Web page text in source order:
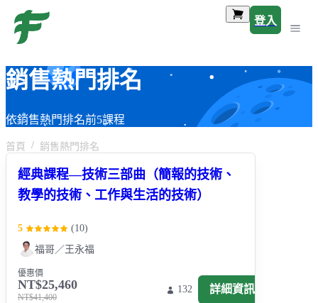
登入
銷售熱門排名
依銷售熱門排名前5課程
首頁 銷售熱門排名
經典課程―技術三部曲（簡報的技術、
教學的技術、工作與生活的技術）
5 (10)
福哥／王永福
優惠價
NT$25,460
NT$41,400
132 詳細資訊